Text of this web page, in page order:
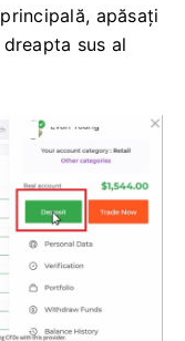
apăsați
sus al